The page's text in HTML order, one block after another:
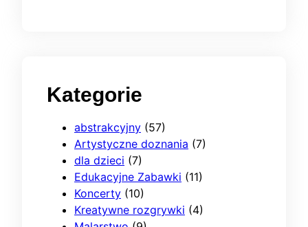
Kategorie
abstrakcyjny (57)
Artystyczne doznania (7)
dla dzieci (7)
Edukacyjne Zabawki (11)
Koncerty (10)
Kreatywne rozgrywki (4)